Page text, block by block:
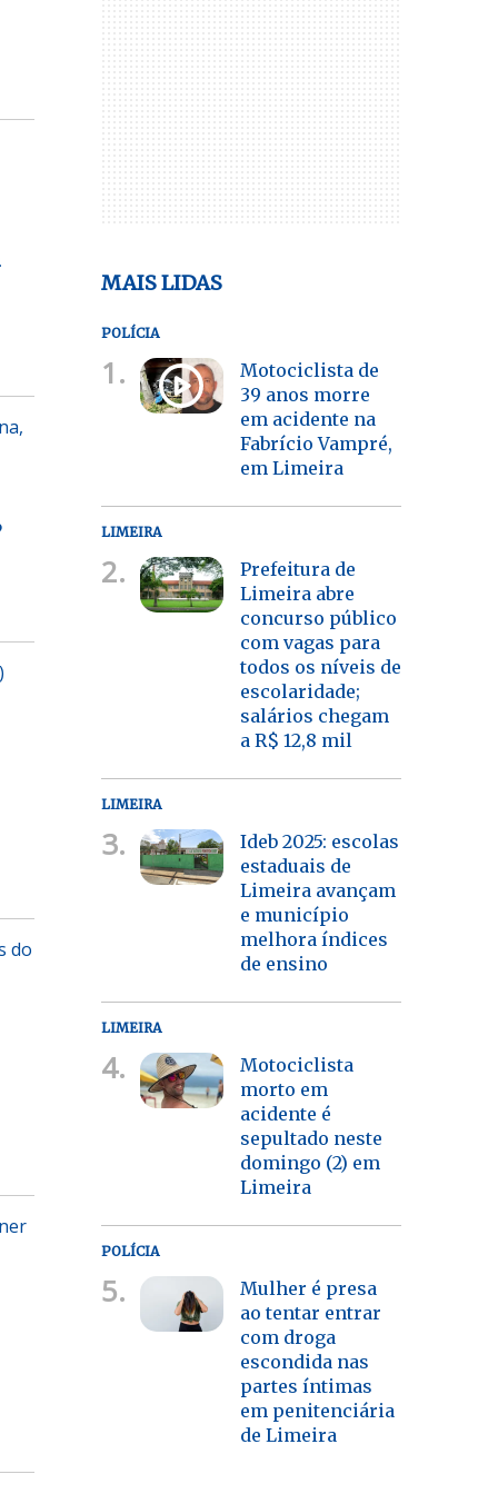
do
MAIS LIDAS
POLÍCIA
1.
Motociclista de
39 anos morre
em acidente na
Fabrício Vampré,
em Limeira
LIMEIRA
2.
Prefeitura de
Limeira abre
concurso público
com vagas para
todos os níveis de
escolaridade;
salários chegam
a R$ 12,8 mil
LIMEIRA
3.
Ideb 2025: escolas
estaduais de
Limeira avançam
e município
melhora índices
de ensino
LIMEIRA
4.
Motociclista
morto em
acidente é
sepultado neste
domingo (2) em
Limeira
POLÍCIA
5.
Mulher é presa
ao tentar entrar
com droga
escondida nas
partes íntimas
em penitenciária
de Limeira